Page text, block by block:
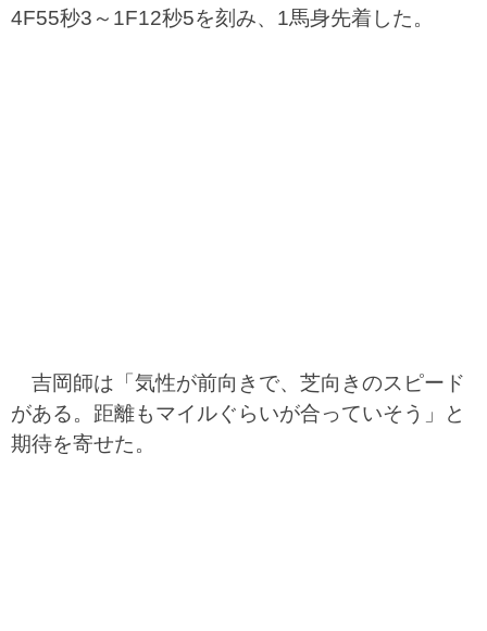
4F55秒3～1F12秒5を刻み、1馬身先着した。
吉岡師は「気性が前向きで、芝向きのスピード
がある。距離もマイルぐらいが合っていそう」と
期待を寄せた。